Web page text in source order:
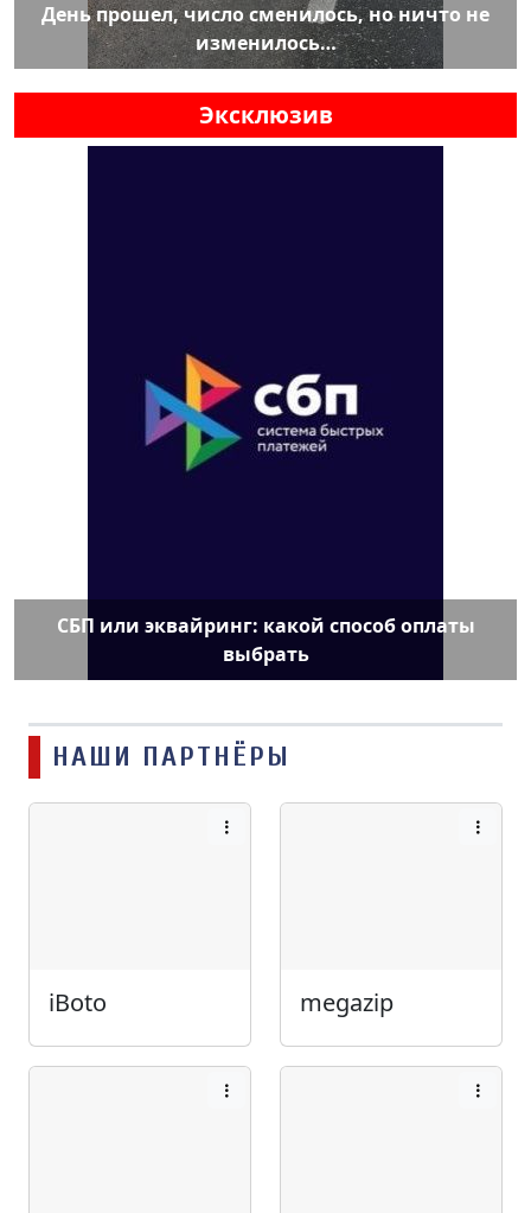
День прошел, число сменилось, но ничто не
изменилось…
Эксклюзив
СБП или эквайринг: какой способ оплаты
выбрать
НАШИ ПАРТНЁРЫ
iBoto megazip